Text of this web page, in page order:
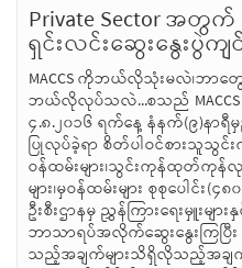
Private Sector အတွက်
ရှင်းလင်းဆွေးနွေးပွဲကျင်
MACCS ကိုဘယ်လိုသုံးမလဲ၊ဘ
ဘယ်လိုလုပ်သလဲ...စသည် MACCS
၄.၈.၂၀၁၆ ရက်နေ့ နံနက်(၉)နာရီ
ပြုလုပ်ခဲ့ရာ စိတ်ပါဝင်စားသူသွင်
ဝန်ထမ်းများ၊သွင်းကုန်ထုတ်ကုန်
များ၊မှဝန်ထမ်းများ စုစုပေါင်
ဦးစီးဌာနမှ ညွှန်ကြားရေးမှူးမျ
ဘာသာရပ်အလိုက်ဆွေးနွေးကြပြီ
သည့်အချက်များသိရှိလိုသည့်အချက်မ